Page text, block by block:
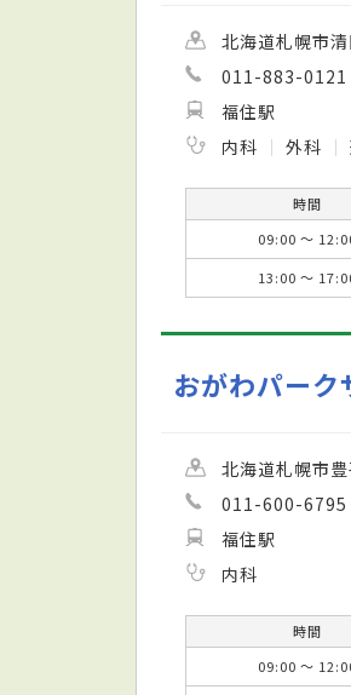
北海道札幌市
011-883-0121
福住駅
内科
外科
時間
09:00 ～
13:00 ～
おがわパー
北海道札幌市
011-600-6795
福住駅
内科
時間
09:00 ～